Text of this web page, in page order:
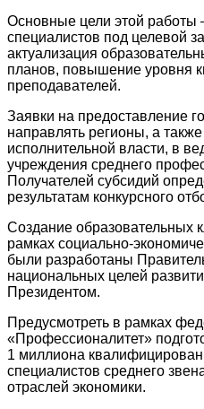
Основные цели этой работы
специалистов под целевой
актуализация
планов, повышение уровня
преподавателей.
Заявки на предоставление
направлять регионы, а
исполнительной власти, в
учреждения среднего
Получателей субсидий
результатам конкурсного
Создание образовательных
рамках социально-
были разработаны
национальных целей
Президентом.
Предусмотреть в рамках
«Профессионалитет»
1 миллиона
специалистов среднего
отраслей экономики.